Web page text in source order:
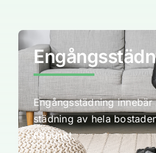
Engångsstädning
städning av hela
tidpunkt.